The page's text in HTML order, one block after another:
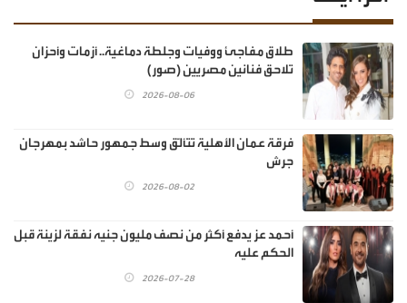
طلاق مفاجئ ووفيات وجلطة دماغية.. أزمات وأحزان
تلاحق فنانين مصريين (صور)
2026-08-06
فرقة عمان الأهلية تتألّق وسط جمهور حاشد بمهرجان
جرش
2026-08-02
أحمد عز يدفع أكثر من نصف مليون جنيه نفقة لزينة قبل
الحكم عليه
2026-07-28